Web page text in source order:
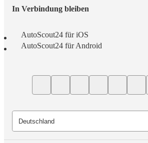
In Verbindung bleiben
AutoScout24 für iOS
AutoScout24 für Android